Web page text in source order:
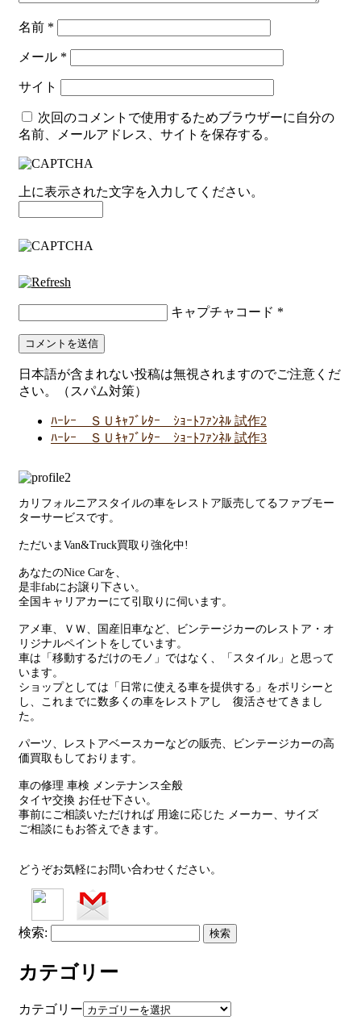
名前 *
メール *
サイト
次回のコメントで使用するためブラウザーに自分の
名前、メールアドレス、サイトを保存する。
上に表示された文字を入力してください。
キャプチャコード *
日本語が含まれない投稿は無視されますのでご注意くだ
さい。（スパム対策）
ﾊｰﾚｰ ＳＵｷｬﾌﾞﾚﾀｰ ｼｮｰﾄﾌｧﾝﾈﾙ 試作2
ﾊｰﾚｰ ＳＵｷｬﾌﾞﾚﾀｰ ｼｮｰﾄﾌｧﾝﾈﾙ 試作3
カリフォルニアスタイルの車をレストア販売してるファブモー
ターサービスです。
ただいまVan&Truck買取り強化中!
あなたのNice Carを、
是非fabにお譲り下さい。
全国キャリアカーにて引取りに伺います。
アメ車、ＶＷ、国産旧車など、ビンテージカーのレストア・オ
リジナルペイントをしています。
車は「移動するだけのモノ」ではなく、「スタイル」と思って
います。
ショップとしては「日常に使える車を提供する」をポリシーと
し、これまでに数多くの車をレストアし 復活させてきまし
た。
パーツ、レストアベースカーなどの販売、ビンテージカーの高
価買取もしております。
車の修理 車検 メンテナンス全般
タイヤ交換 お任せ下さい。
事前にご相談いただければ 用途に応じた メーカー、サイズ
ご相談にもお答えできます。
どうぞお気軽にお問い合わせください。
検索:
カテゴリー
カテゴリー